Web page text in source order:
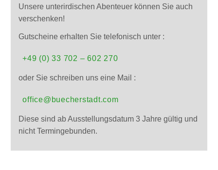
Unsere unterirdischen Abenteuer können Sie auch
verschenken!
Gutscheine erhalten Sie telefonisch unter :
+49 (0) 33 702 – 602 270
oder Sie schreiben uns eine Mail :
office@buecherstadt.com
Diese sind ab Ausstellungsdatum 3 Jahre gültig und
nicht Termingebunden.